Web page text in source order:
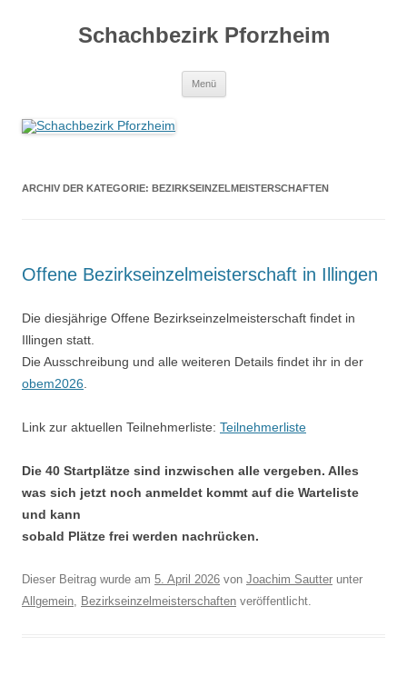
Schachbezirk Pforzheim
Menü
ARCHIV DER KATEGORIE: BEZIRKSEINZELMEISTERSCHAFTEN
Offene Bezirkseinzelmeisterschaft in Illingen
Die diesjährige Offene Bezirkseinzelmeisterschaft findet in
Illingen statt.
Die Ausschreibung und alle weiteren Details findet ihr in der
obem2026
Link zur aktuellen Teilnehmerliste: Teilnehmerliste
Die 40 Startplätze sind inzwischen alle vergeben. Alles
was sich jetzt noch anmeldet kommt auf die Warteliste
und kann
sobald Plätze frei werden nachrücken.
Dieser Beitrag wurde am 5. April 2026 von Joachim Sautter unter
Allgemein, Bezirkseinzelmeisterschaften veröffentlicht.